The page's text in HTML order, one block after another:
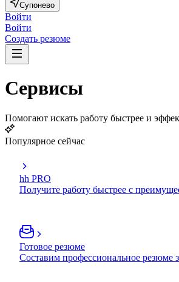
Супонево
Войти
Войти
Создать резюме
Сервисы
Помогают искать работу быстрее и
Популярное сейчас
hh PRO
Получите работу быстрее с
Готовое резюме
Составим профессиональное резюме